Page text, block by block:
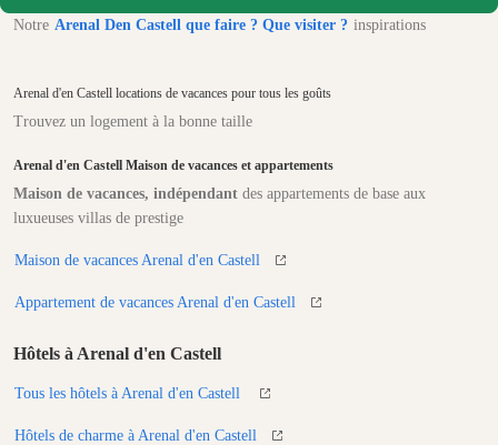
Notre Arenal Den Castell que faire ? Que visiter ? inspirations
Arenal d'en Castell locations de vacances pour tous les goûts
Trouvez un logement à la bonne taille
Arenal d'en Castell Maison de vacances et appartements
Maison de vacances, indépendant des appartements de base aux
luxueuses villas de prestige
Maison de vacances Arenal d'en Castell
Appartement de vacances Arenal d'en Castell
Hôtels à Arenal d'en Castell
Tous les hôtels à Arenal d'en Castell
Hôtels de charme à Arenal d'en Castell